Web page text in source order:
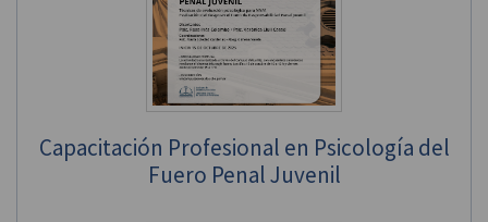
Capacitación Profesional en Psicología del
Fuero Penal Juvenil